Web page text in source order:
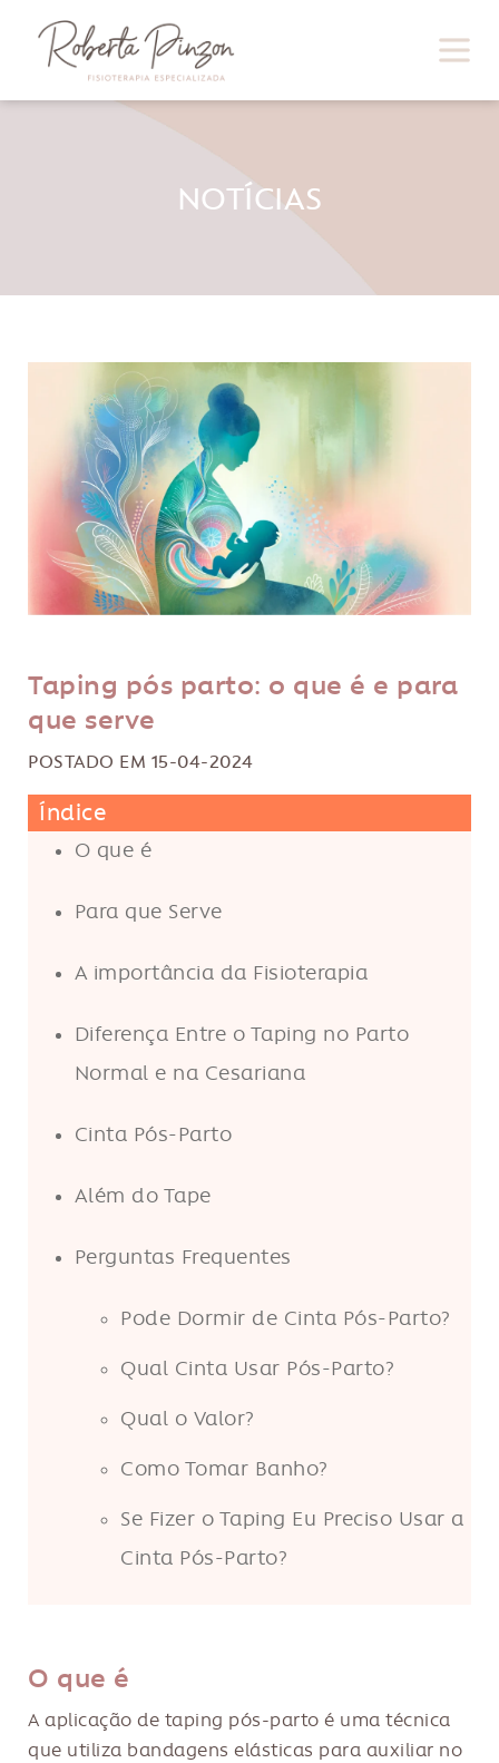
NOTÍCIAS
Taping pós parto: o que é e para
que serve
POSTADO EM 15-04-2024
Índice
O que é
Para que Serve
A importância da Fisioterapia
Diferença Entre o Taping no Parto
Normal e na Cesariana
Cinta Pós-Parto
Além do Tape
Perguntas Frequentes
Pode Dormir de Cinta Pós-Parto?
Qual Cinta Usar Pós-Parto?
Qual o Valor?
Como Tomar Banho?
Se Fizer o Taping Eu Preciso Usar a
Cinta Pós-Parto?
O que é
A aplicação de taping pós-parto é uma técnica
que utiliza bandagens elásticas para auxiliar no